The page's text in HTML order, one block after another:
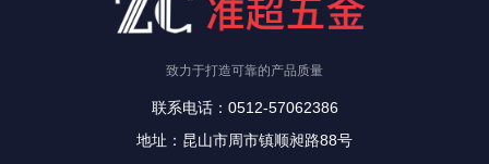
致力于打造可靠的产品质量
联系电话：0512-57062386
地址：昆山市周市镇顺昶路88号